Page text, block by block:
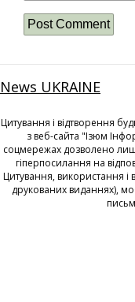
News UKRAINE
Цитування і відтворення
з веб-сайта "Ізюм
соцмережах дозволено
гіперпосилання на
Цитування, використання і
друкованих виданнях),